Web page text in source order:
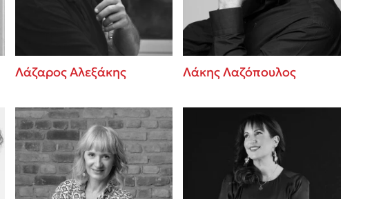
Λάζαρος Αλεξάκης Λάκης Λαζόπουλος